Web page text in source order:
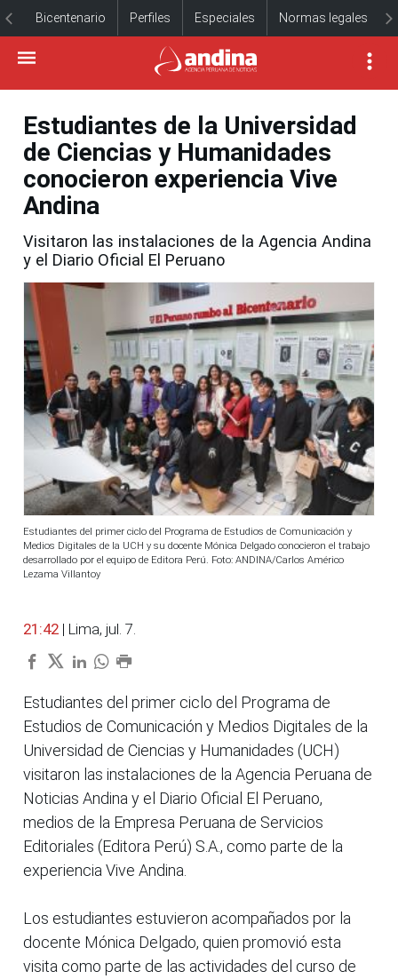
Bicentenario Perfiles Especiales Normas legales
Estudiantes de la Universidad
de Ciencias y Humanidades
conocieron experiencia Vive
Andina
Visitaron las instalaciones de la Agencia Andina
y el Diario Oficial El Peruano
Estudiantes del primer ciclo del Programa de Estudios de Comunicación y
Medios Digitales de la UCH y su docente Mónica Delgado conocieron el trabajo
desarrollado por el equipo de Editora Perú. Foto: ANDINA/Carlos Américo
Lezama Villantoy
21:42 | Lima, jul. 7.
Estudiantes del primer ciclo del Programa de
Estudios de Comunicación y Medios Digitales de la
Universidad de Ciencias y Humanidades (UCH)
visitaron las instalaciones de la Agencia Peruana de
Noticias Andina y el Diario Oficial El Peruano,
medios de la Empresa Peruana de Servicios
Editoriales (Editora Perú) S.A., como parte de la
experiencia Vive Andina.
Los estudiantes estuvieron acompañados por la
docente Mónica Delgado, quien promovió esta
visita como parte de las actividades del curso de